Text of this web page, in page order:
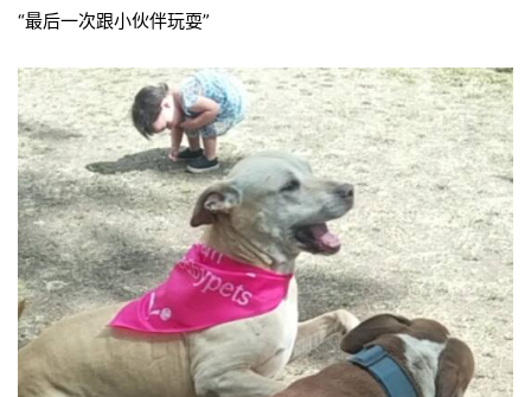
“最后一次跟小伙伴玩耍”